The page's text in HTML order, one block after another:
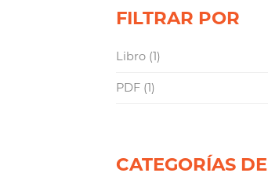
FILTRAR POR
Libro (1)
PDF (1)
CATEGORÍAS DE